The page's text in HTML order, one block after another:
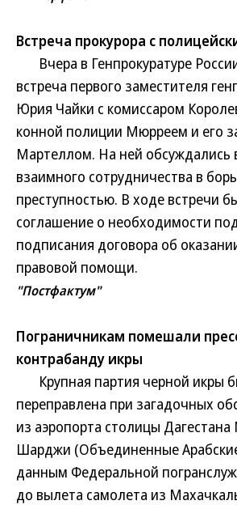
Встреча прокурора с
Вчера в Генпрокуратуре
встреча первого заместителя
Юрия Чайки с комиссаром
конной полиции Мюрреем и его
Мартеллом. На ней обсуждались
взаимного сотрудничества в
преступностью. В ходе встречи
соглашение о необходимости
подписания договора об
правовой помощи.
"Постфактум"
Пограничникам помешали
контрабанду икры
Крупная партия черной икры
переправлена при загадочных
из аэропорта столицы
Шарджи (Объединенные
данным Федеральной
до вылета самолета из